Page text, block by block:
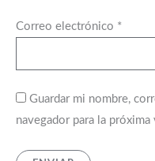
Correo electrónico *
Guardar mi nombre,
navegador para la